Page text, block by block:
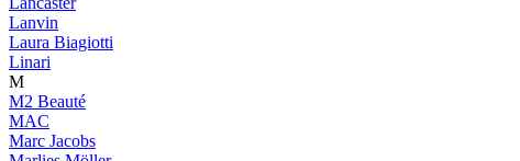
Lanvin
Laura Biagiotti
Linari
M
M2 Beauté
MAC
Marc Jacobs